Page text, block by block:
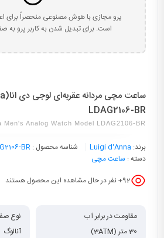
پرو مجازی با هوش مصنوعی منحصراً برای
است. برای تبدیل شدن به کاربر پرو به
LDAG2106-BR
Men's Analog Watch Model LDAG2106-BR
برند: Luigi d'Anna شناسه محصول : BR
دسته : ساعت مچی
92+ نفر در حال مشاهده این محصول هستند
مقاومت در برابر آب
30 متر (3ATM)
نوع
آنالوگ